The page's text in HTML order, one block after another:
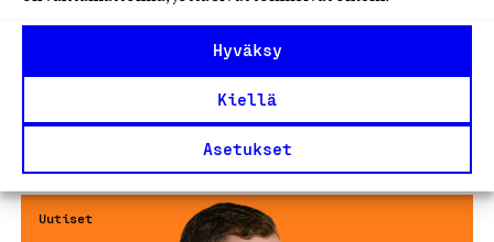
Hyväksy
Kiellä
Asetukset
Uutiset